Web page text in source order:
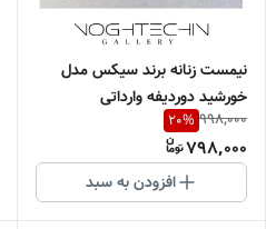
نیمست زنانه برند سیکس مدل
خورشید دوردیفه وارداتی
998,000
20%
798,000
افزودن به سبد